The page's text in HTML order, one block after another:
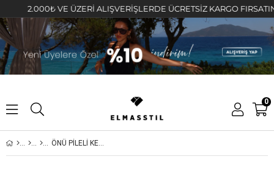
2.000₺ VE ÜZERİ ALIŞVERİŞLERDE ÜCRETSİZ KARGO FIRSATINI
0
ÖNÜ PİLELİ KETEN PALAZZO PANTOLON/50467